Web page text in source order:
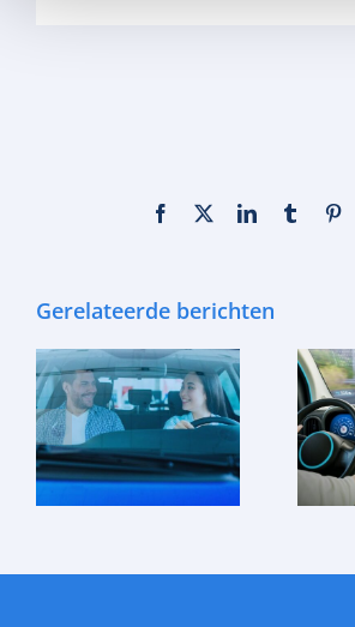
Facebook
X LinkedInTumblr
Gerelateerde berichten